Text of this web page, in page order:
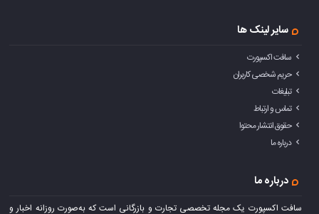
سایر لینک ها
سافت اکسپورت
حریم شخصی کاربران
تبلیغات
تماس و ارتباط
حقوق انتشار محتوا
درباره ما
درباره ما
سافت اکسپورت یک مجله تخصصی تجارت و بازرگانی است که به‌صورت روزانه اخبار و